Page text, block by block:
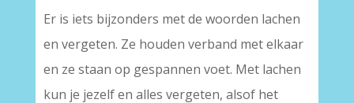
Er is iets bijzonders met de woorden lachen
en vergeten. Ze houden verband met elkaar
en ze staan op gespannen voet. Met lachen
kun je jezelf en alles vergeten, alsof het